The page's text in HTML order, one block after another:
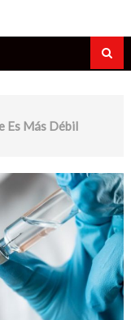
Es Más Débil